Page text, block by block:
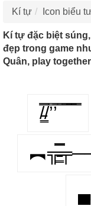
Kí tự Icon biểu
Kí tự đặc biệt
đẹp trong game
Quân, play
/̵͇̿̿/’̿’̿ ̿ ̿̿ ̿̿ ̿̿